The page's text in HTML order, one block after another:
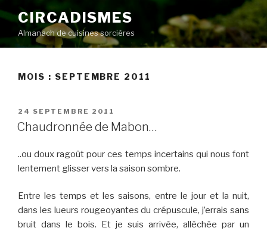
au
contenu
principal
CIRCADISMES
Almanach de cuisines sorcières
MOIS : SEPTEMBRE 2011
PUBLIÉ
LE
24 SEPTEMBRE 2011
Chaudronnée de Mabon…
..ou doux ragoût pour ces temps incertains qui nous font
lentement glisser vers la saison sombre.
Entre les temps et les saisons, entre le jour et la nuit,
dans les lueurs rougeoyantes du crépuscule, j’errais sans
bruit dans le bois. Et je suis arrivée, alléchée par un